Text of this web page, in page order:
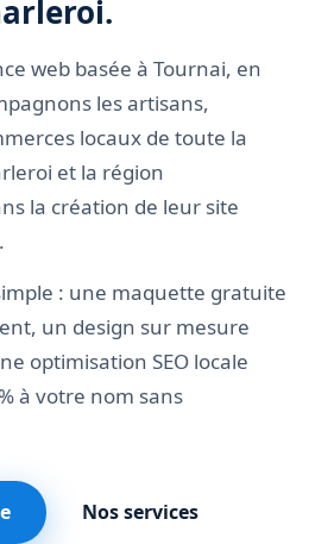
web basée à Tournai, en
les artisans,
locaux de toute la
et la région
la création de leur site
: une maquette gratuite
un design sur mesure
optimisation SEO locale
à votre nom sans
Nos services